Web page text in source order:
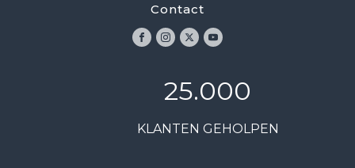
Contact
25.000
KLANTEN GEHOLPEN